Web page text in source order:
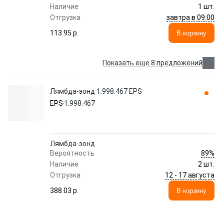
Наличие
1 шт.
Отгрузка
завтра в 09:00
113.95 p.
В корзину
Показать еще 8 предложений
Лямбда-зонд 1.998.467 EPS
EPS 1.998.467
Лямбда-зонд
Вероятность
89%
Наличие
2 шт.
Отгрузка
12 - 17 августа
388.03 p.
В корзину